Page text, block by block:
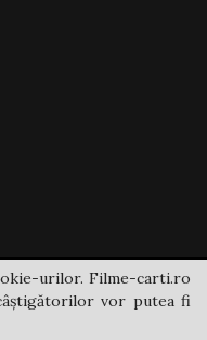
urilor. Filme-carti.ro
vor putea fi